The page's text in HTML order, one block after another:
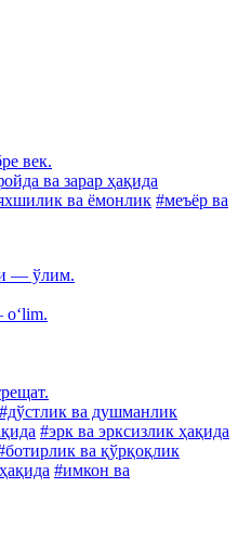
век.
ва зарар ҳақида
ва ёмонлик #меъёр ва
— ўлим.
#дўстлик ва душманлик
#эрк ва эрксизлик ҳақида
ва қўрқоқлик
#имкон ва